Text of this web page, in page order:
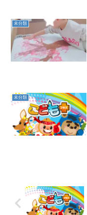
未分類
未分類